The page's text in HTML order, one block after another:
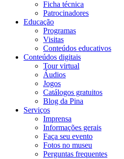
Ficha técnica
Patrocinadores
Educação
Programas
Visitas
Conteúdos educativos​
Conteúdos digitais
Tour virtual
Áudios
Jogos
Catálogos gratuitos
Blog da Pina
Serviços
Imprensa
Informações gerais
Faça seu evento
Fotos no museu
Perguntas frequentes